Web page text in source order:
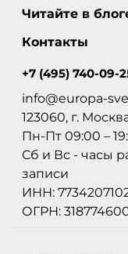
Читайте в
Контакты
+7 (495) 740-09-
info@europa-
123060, г.
Пн-Пт 09:00 –
Сб и Вс - часы
записи
ИНН:
ОГРН: